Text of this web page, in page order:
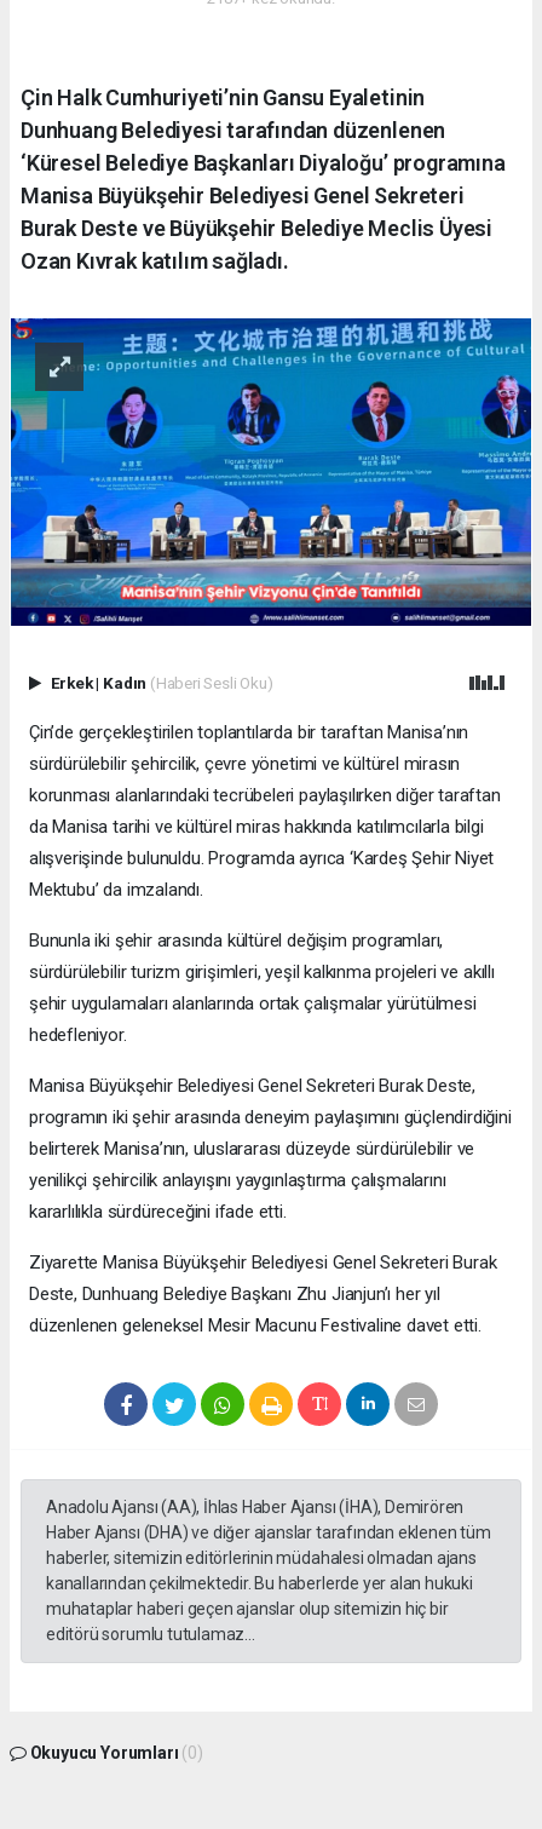
Çin Halk Cumhuriyeti’nin Gansu Eyaletinin
Dunhuang Belediyesi tarafından düzenlenen
‘Küresel Belediye Başkanları Diyaloğu’ programına
Manisa Büyükşehir Belediyesi Genel Sekreteri
Burak Deste ve Büyükşehir Belediye Meclis Üyesi
Ozan Kıvrak katılım sağladı.
Erkek| Kadın (Haberi Sesli Oku)
Çin’de gerçekleştirilen toplantılarda bir taraftan Manisa’nın
sürdürülebilir şehircilik, çevre yönetimi ve kültürel mirasın
korunması alanlarındaki tecrübeleri paylaşılırken diğer taraftan
da Manisa tarihi ve kültürel miras hakkında katılımcılarla bilgi
alışverişinde bulunuldu. Programda ayrıca ‘Kardeş Şehir Niyet
Mektubu’ da imzalandı.
Bununla iki şehir arasında kültürel değişim programları,
sürdürülebilir turizm girişimleri, yeşil kalkınma projeleri ve akıllı
şehir uygulamaları alanlarında ortak çalışmalar yürütülmesi
hedefleniyor.
Manisa Büyükşehir Belediyesi Genel Sekreteri Burak Deste,
programın iki şehir arasında deneyim paylaşımını güçlendirdiğini
belirterek Manisa’nın, uluslararası düzeyde sürdürülebilir ve
yenilikçi şehircilik anlayışını yaygınlaştırma çalışmalarını
kararlılıkla sürdüreceğini ifade etti.
Ziyarette Manisa Büyükşehir Belediyesi Genel Sekreteri Burak
Deste, Dunhuang Belediye Başkanı Zhu Jianjun’ı her yıl
düzenlenen geleneksel Mesir Macunu Festivaline davet etti.
Anadolu Ajansı (AA), İhlas Haber Ajansı (İHA), Demirören
Haber Ajansı (DHA) ve diğer ajanslar tarafından eklenen tüm
haberler, sitemizin editörlerinin müdahalesi olmadan ajans
kanallarından çekilmektedir. Bu haberlerde yer alan hukuki
muhataplar haberi geçen ajanslar olup sitemizin hiç bir
editörü sorumlu tutulamaz...
Okuyucu Yorumları (0)